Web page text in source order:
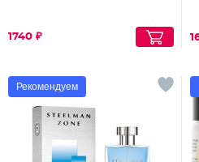
1740 ₽
Рекомендуем